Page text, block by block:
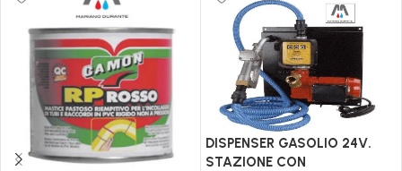
DISPENSER GASOLIO 24V.
STAZIONE CON